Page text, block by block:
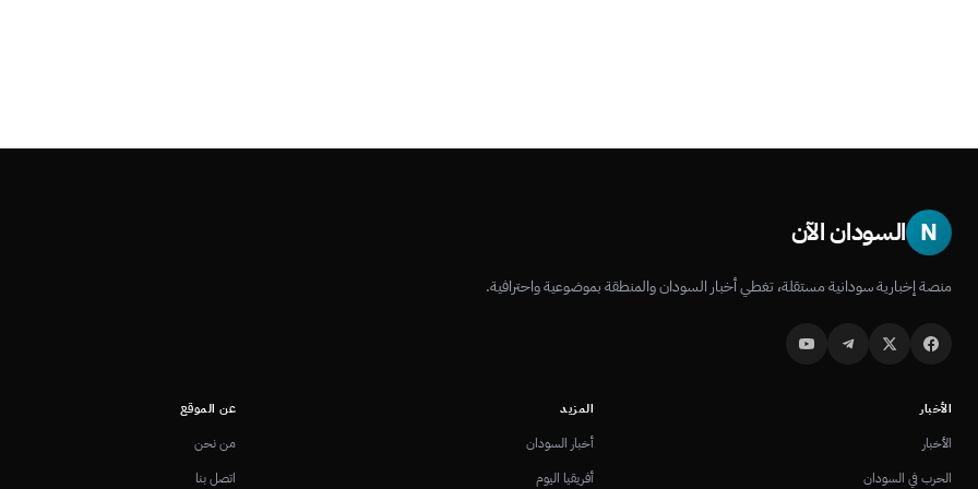
N السودان الآن
منصة إخبارية سودانية مستقلة، تغطي أخبار السودان والمنطقة بموضوعية واحترافية.
الأخبار
الأخبار
الحرب في السودان
المزيد
أخبار السودان
أفريقيا اليوم
عن الموقع
من نحن
اتصل بنا